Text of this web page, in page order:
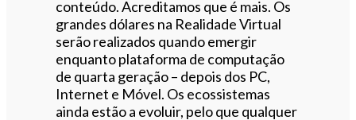
conteúdo. Acreditamos que é mais. Os
grandes dólares na Realidade Virtual
serão realizados quando emergir
enquanto plataforma de computação
de quarta geração – depois dos PC,
Internet e Móvel. Os ecossistemas
ainda estão a evoluir, pelo que qualquer